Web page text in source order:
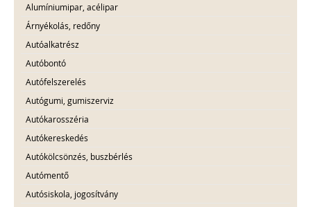
Alumíniumipar, acélipar
Árnyékolás, redőny
Autóalkatrész
Autóbontó
Autófelszerelés
Autógumi, gumiszerviz
Autókarosszéria
Autókereskedés
Autókölcsönzés, buszbérlés
Autómentő
Autósiskola, jogosítvány